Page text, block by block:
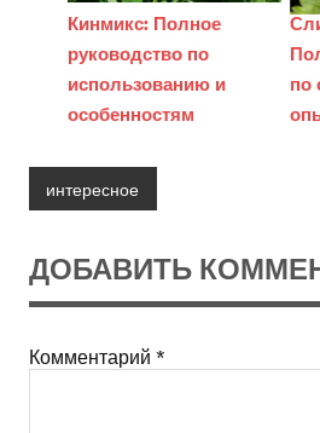
Кинмикс: Полное
руководство по
использованию и
особенностям
по
интересное
ДОБАВИТЬ
Комментарий *